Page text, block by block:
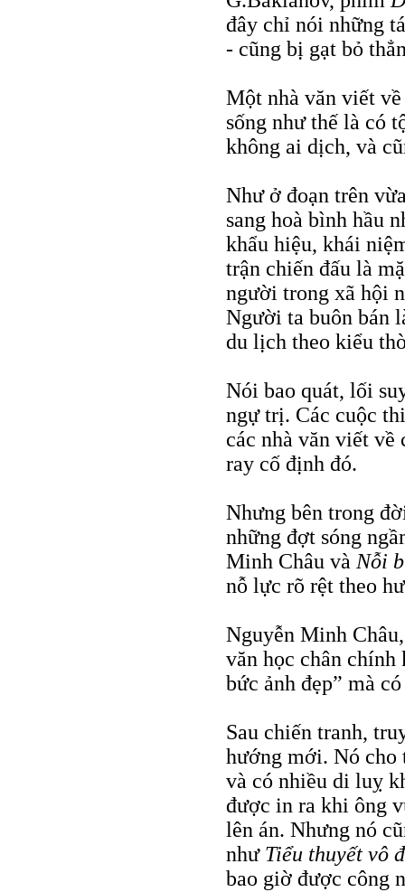
đây chỉ nói những
- cũng bị gạt bỏ
Một nhà văn viết
sống như thế là có
không ai dịch, và
Như ở đoạn trên
sang hoà bình hầu
khẩu hiệu, khái
trận chiến đấu là
người trong xã hội
Người ta buôn bán
du lịch theo kiểu
Nói bao quát, lối
ngự trị. Các cuộc
các nhà văn viết về
ray cố định đó.
Nhưng bên trong
những đợt sóng
Minh Châu và Nỗi
nỗ lực rõ rệt theo
Nguyễn Minh
văn học chân
bức ảnh đẹp” mà
Sau chiến tranh,
hướng mới. Nó cho
và có nhiều di luỵ
được in ra khi ông
lên án. Nhưng nó
như Tiểu thuyết vô
bao giờ được công